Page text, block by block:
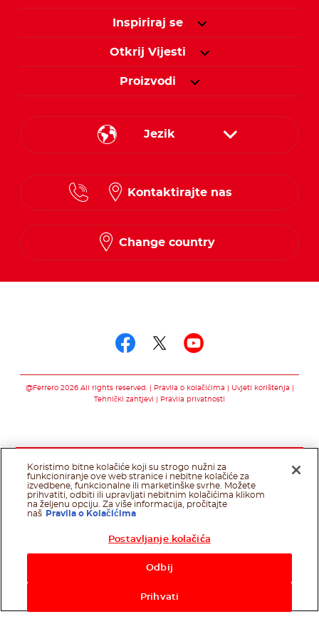
Inspiriraj se
Otkrij Vijesti
Proizvodi
Jezik
Kontaktirajte nas
Change country
@Ferrero 2026 All rights reserved. Pravila o kolačićima
Uvjeti korištenja
Tehnički zahtjevi
Pravila privatnosti
Koristimo bitne kolačiće koji su strogo nužni za
funkcioniranje ove web stranice i nebitne kolačiće za
izvedbene, funkcionalne ili marketinške svrhe. Možete
prihvatiti, odbiti ili upravljati nebitnim kolačićima klikom
na željenu opciju. Za više informacija, pročitajte
naš
Pravila o Kolačićima
Postavljanje kolačića
Odbij
Prihvati